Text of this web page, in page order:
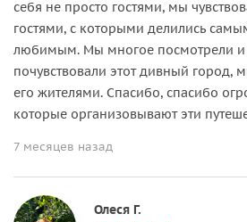
себя не просто гостями, мы
гостями, с которыми делились
любимым. Мы многое посмотрели и
почувствовали этот дивный город,
его жителями. Спасибо, спасибо
которые организовывают эти
7 месяцев назад
Олеся Г.